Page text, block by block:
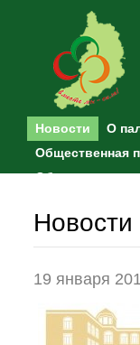
Новости О
Общественная
Общественные
Новости
19 января